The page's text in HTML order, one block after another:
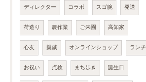
ディレクター コラボ スゴ腕 発送
荷造り 農作業 ご来園 高知家
心友 親戚 オンラインショップ ランチ
お祝い 点検 まち歩き 誕生日